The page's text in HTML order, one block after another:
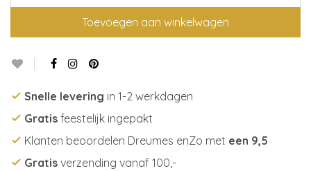
Toevoegen aan winkelwagen
Snelle levering in 1-2 werkdagen
Gratis feestelijk ingepakt
Klanten beoordelen Dreumes enZo met een 9,5
Gratis verzending vanaf 100,-